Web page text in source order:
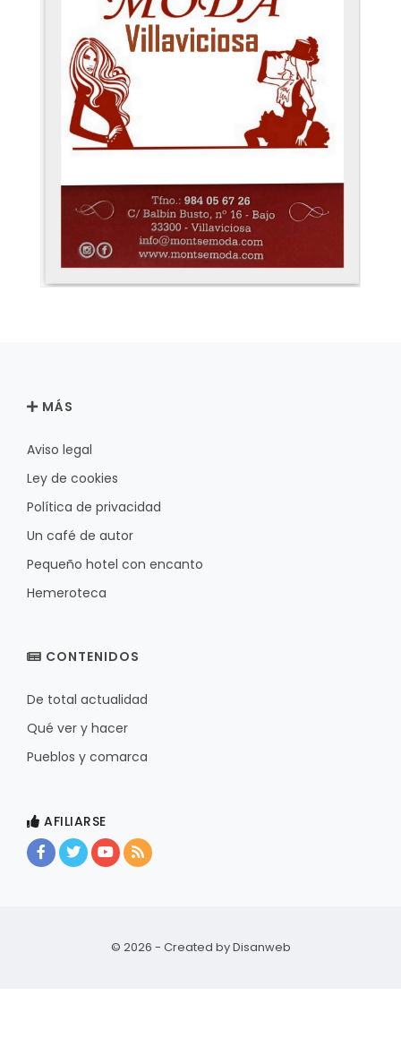
MÁS
Aviso legal
Ley de cookies
Política de privacidad
Un café de autor
Pequeño hotel con encanto
Hemeroteca
CONTENIDOS
De total actualidad
Qué ver y hacer
Pueblos y comarca
AFILIARSE
© 2026 - Created byDisanweb